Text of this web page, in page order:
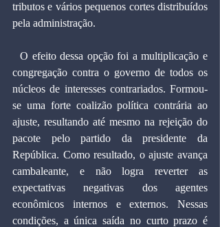
tributos e vários pequenos cortes distribuídos
pela administração.
  O efeito dessa opção foi a multiplicação e
congregação contra o governo de todos os
núcleos de interesses contrariados. Formou-
se uma forte coalizão política contrária ao
ajuste, resultando até mesmo na rejeição do
pacote pelo partido da presidente da
República. Como resultado, o ajuste avança
cambaleante, e não logra reverter as
expectativas negativas dos agentes
econômicos internos e externos. Nessas
condições, a única saída no curto prazo é